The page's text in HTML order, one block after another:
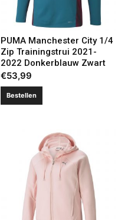
PUMA Manchester City 1/4
Zip Trainingstrui 2021-
2022 Donkerblauw Zwart
€53,99
Bestellen